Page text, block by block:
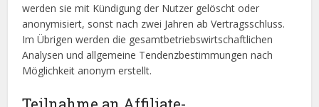
werden sie mit Kündigung der Nutzer gelöscht oder
anonymisiert, sonst nach zwei Jahren ab Vertragsschluss.
Im Übrigen werden die gesamtbetriebswirtschaftlichen
Analysen und allgemeine Tendenzbestimmungen nach
Möglichkeit anonym erstellt.